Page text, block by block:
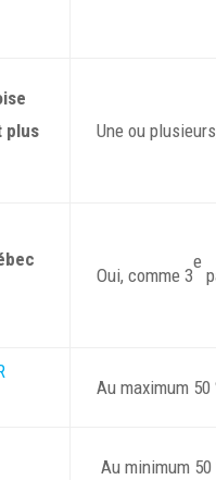
plus
Une ou
Oui, comme 3
e
Au maximum
Au minimum